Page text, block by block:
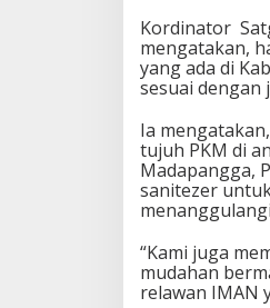
Kordinator
mengatakan,
yang ada di
sesuai dengan
Ia
tujuh PKM di
Madapangga,
sanitezer
“Kami juga
mudahan
relawan IMAN